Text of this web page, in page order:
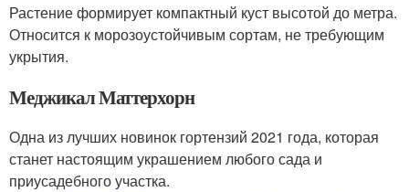
Растение формирует компактный куст высотой до метра.
Относится к морозоустойчивым сортам, не требующим
укрытия.
Меджикал Маттерхорн
Одна из лучших новинок гортензий 2021 года, которая
станет настоящим украшением любого сада и
приусадебного участка.